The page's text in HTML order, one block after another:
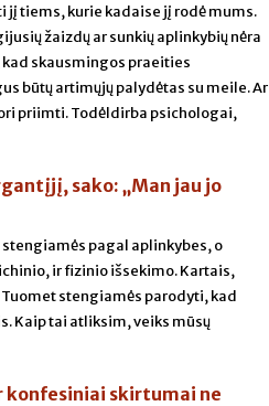
jį tiems, kurie kadaise jį rodė mums.
žaizdų ar sunkių aplinkybių nėra
skausmingos praeities
būtų artimųjų palydėtas su meile. Ar
priimti. Todėldirba psichologai,
sako: „Man jau jo
stengiamės pagal aplinkybes, o
ir fizinio išsekimo. Kartais,
stengiamės parodyti, kad
Kaip tai atliksim, veiks mūsų
konfesiniai skirtumai ne